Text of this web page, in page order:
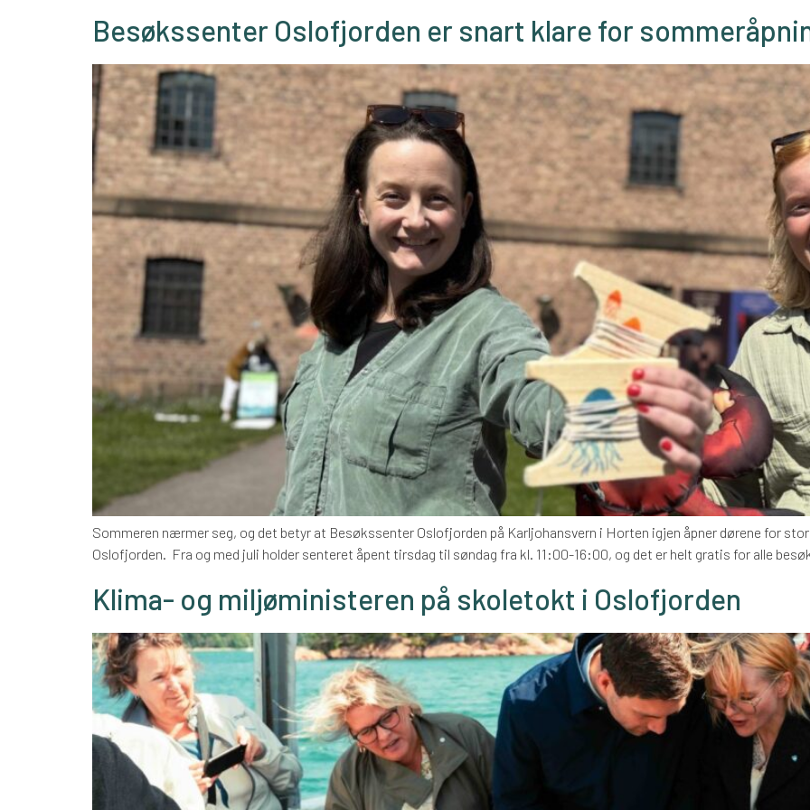
Besøkssenter Oslofjorden er snart klare for
Sommeren nærmer seg, og det betyr at Besøkssenter Oslofjorden på Karljohansvern i Horten igjen åpner dørene for
Oslofjorden. Fra og med juli holder senteret åpent tirsdag til søndag fra kl. 11:00-16:00, og det er helt gratis for alle
Klima- og miljøministeren på skoletokt i Oslofjorden